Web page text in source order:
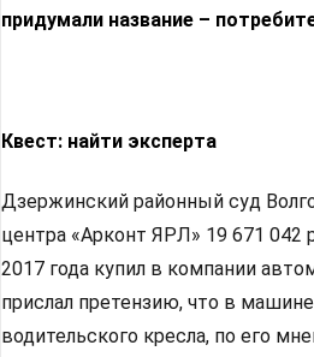
придумали название –
Квест: найти эксперта
Дзержинский районный суд
центра «Арконт ЯРЛ» 19 671 042
2017 года купил в компании
прислал претензию, что в
водительского кресла, по его